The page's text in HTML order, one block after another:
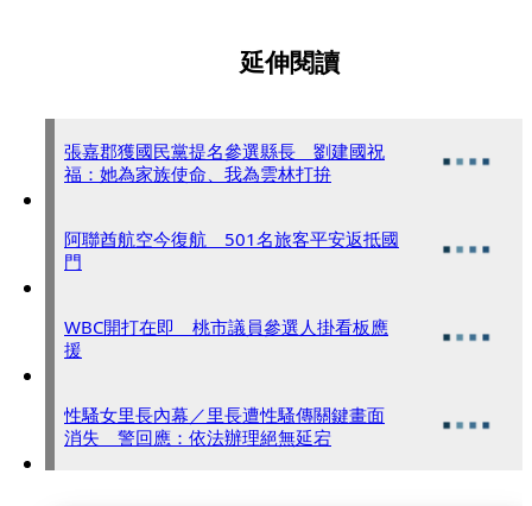
延伸閱讀
張嘉郡獲國民黨提名參選縣長 劉建國祝
福：她為家族使命、我為雲林打拚
阿聯酋航空今復航 501名旅客平安返抵國
門
WBC開打在即 桃市議員參選人掛看板應
援
性騷女里長內幕／里長遭性騷傳關鍵畫面
消失 警回應：依法辦理絕無延宕